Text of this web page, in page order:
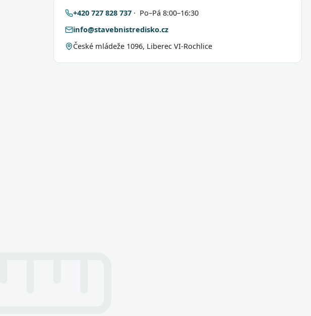
+420 727 828 737 · Po–Pá 8:00–16:30
info@stavebnistredisko.cz
České mládeže 1096, Liberec VI-Rochlice